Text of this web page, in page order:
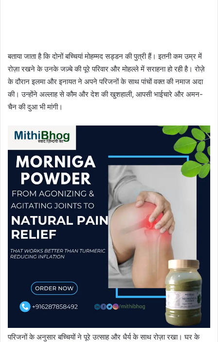
बताया जाता है कि दोनों बच्चियां मोहम्मद सड्डन की पुत्री हैं। इतनी कम उम्र में
रोज़ा रखने के उनके जज़्बे की पूरे परिवार और मोहल्ले में सराहना हो रही है। रोज़े
के दौरान इलमा और इनायत ने अपने परिजनों के साथ पांचों वक्त की नमाज अदा
की। उन्होंने अल्लाह से कौम और देश की खुशहाली, आपसी भाईचारे और अमन-
चैन की दुआ भी मांगी।
परिजनों के अनुसार बच्चियों ने पूरे उत्साह और धैर्य के साथ रोज़ा रखा। घर के